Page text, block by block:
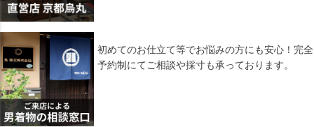
初めてのお仕立て等でお悩みの方にも安心！完全
予約制にてご相談や採寸も承っております。